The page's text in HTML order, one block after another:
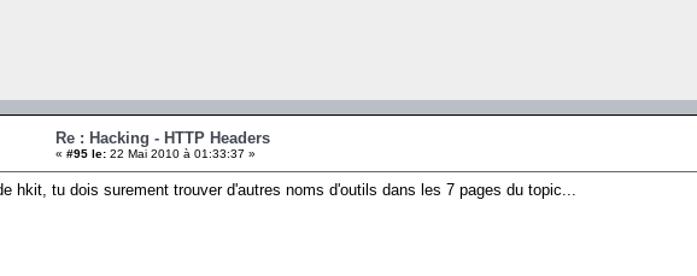
Re : Hacking - HTTP Headers
« #95 le: 22 Mai 2010 à 01:33:37 »
hkit, tu dois surement trouver d'autres noms d'outils dans les 7 pages du topic...